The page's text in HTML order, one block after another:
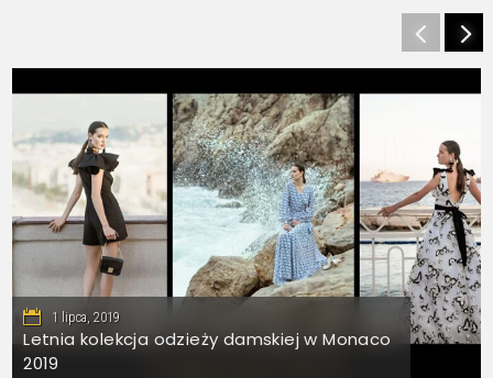
1 lipca, 2019
Letnia kolekcja odzieży damskiej w Monaco
2019